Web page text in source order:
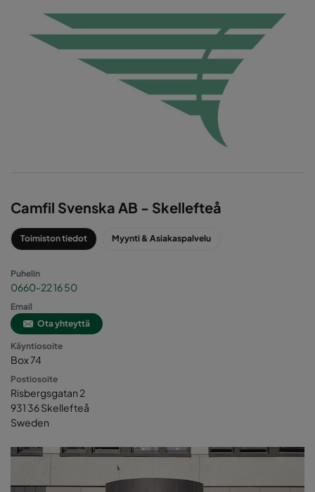
6
Camfil Svenska AB - Skellefteå
Toimiston tiedot Myynti & Asiakaspalvelu
Puhelin
0660-22 16 50
Email
Ota yhteyttä
Käyntiosoite
Box 74
Postiosoite
Risbergsgatan 2
931 36 Skellefteå
Sweden